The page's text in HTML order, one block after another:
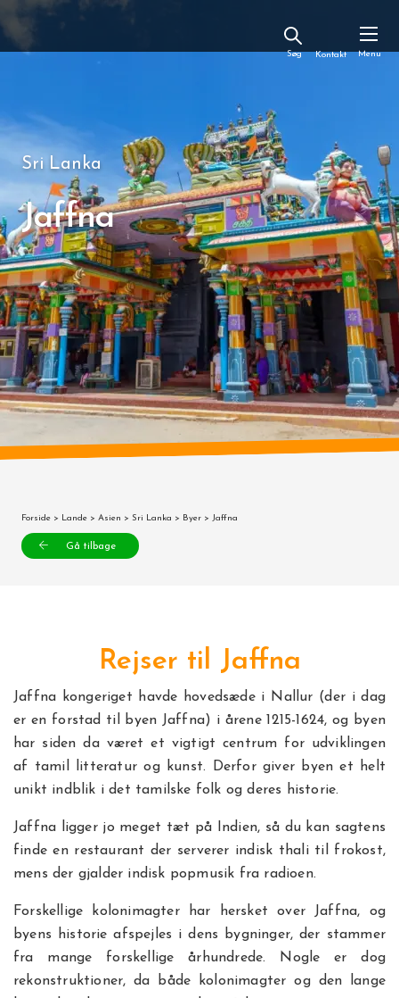
Kontakt
Sri Lanka
Jaffna
Forside > Lande > Asien > Sri Lanka > Byer > Jaffna
Gå tilbage
Rejser til Jaffna
Jaffna kongeriget havde hovedsæde i Nallur (der i dag
er en forstad til byen Jaffna) i årene 1215-1624, og byen
har siden da været et vigtigt centrum for udviklingen
af tamil litteratur og kunst. Derfor giver byen et helt
unikt indblik i det tamilske folk og deres historie.
Jaffna ligger jo meget tæt på Indien, så du kan sagtens
finde en restaurant der serverer indisk thali til frokost,
mens der gjalder indisk popmusik fra radioen.
Forskellige kolonimagter har hersket over Jaffna, og
byens historie afspejles i dens bygninger, der stammer
fra mange forskellige århundrede. Nogle er dog
rekonstruktioner, da både kolonimagter og den lange